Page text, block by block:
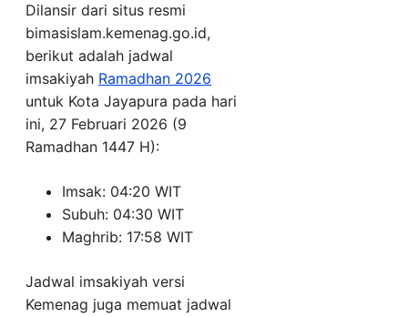
Dilansir dari situs resmi
bimasislam.kemenag.go.id,
berikut adalah jadwal
imsakiyah Ramadhan 2026
untuk Kota Jayapura pada hari
ini, 27 Februari 2026 (9
Ramadhan 1447 H):
Imsak: 04:20 WIT
Subuh: 04:30 WIT
Maghrib: 17:58 WIT
Jadwal imsakiyah versi
Kemenag juga memuat jadwal